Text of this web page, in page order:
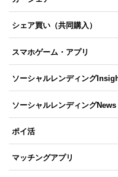
シェア買い（共同購入）
スマホゲーム・アプリ
ソーシャルレンディング
ソーシャルレンディングNews
ポイ活
マッチングアプリ